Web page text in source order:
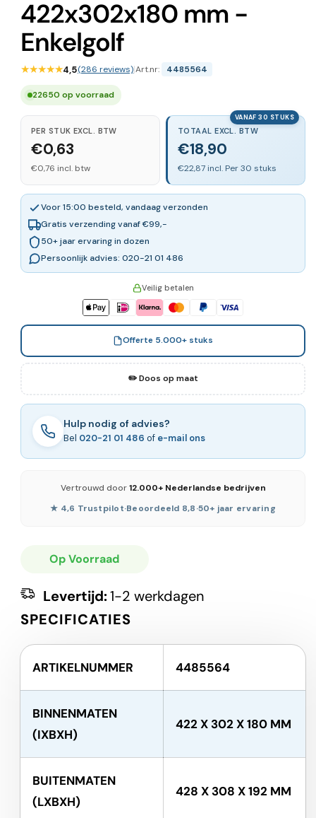
422x302x180 mm -
Enkelgolf
★★★★★4,5(286 reviews)|Art.nr: 4485564
22650 op voorraad
PER STUK EXCL. BTW
€0,63
€0,76 incl. btw
VANAF 30 STUKS
TOTAAL EXCL. BTW
€18,90
€22,87 incl. Per 30 stuks
Voor 15:00 besteld, vandaag verzonden
Gratis verzending vanaf €99,-
50+ jaar ervaring in dozen
Persoonlijk advies: 020-21 01 486
Veilig betalen
Offerte 5.000+ stuks
✏️ Doos op maat
Hulp nodig of advies?
Bel 020-21 01 486 of e-mail ons
Vertrouwd door12.000+ Nederlandse bedrijven
★ 4,6 Trustpilot·Beoordeeld 8,8·50+ jaar ervaring
Op Voorraad
Levertijd:1-2 werkdagen
SPECIFICATIES
ARTIKELNUMMER 4485564
BINNENMATEN
(IXBXH)
422 X 302 X 180 MM
BUITENMATEN
(LXBXH)
428 X 308 X 192 MM